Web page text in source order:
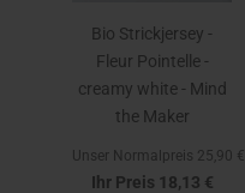
Bio Strickjersey -
Fleur Pointelle -
creamy white - Mind
the Maker
Unser Normalpreis 25,90 €
Ihr Preis 18,13 €